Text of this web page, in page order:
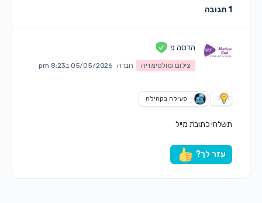
1 תגובה
הדסה פ
צילום ומולטימדיה חברה 05/05/2026 ב8:23 pm
פעילה בקהילה
תשלחי כתובת מייל
עזר לך?